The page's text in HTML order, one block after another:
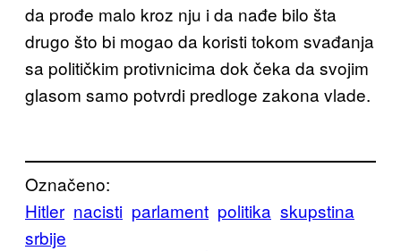
da prođe malo kroz nju i da nađe bilo šta
drugo što bi mogao da koristi tokom svađanja
sa političkim protivnicima dok čeka da svojim
glasom samo potvrdi predloge zakona vlade.
Označeno:
Hitler nacisti parlament politika skupstina
srbije